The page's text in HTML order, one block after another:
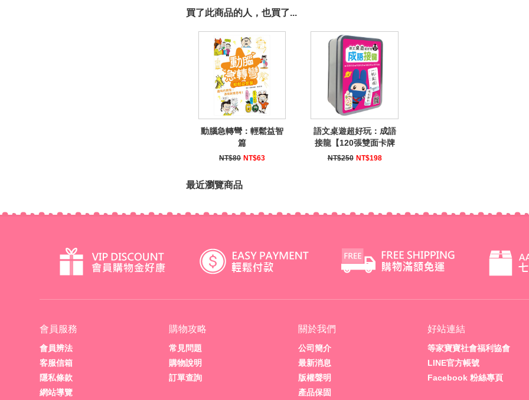
買了此商品的人，也買了...
動腦急轉彎：輕鬆益智
篇
NT$80 NT$63
語文桌遊超好玩：成語
接龍【120張雙面卡牌
+1張遊戲說明書+收納
NT$250 NT$198
最近瀏覽商品
會員服務
會員辨法
客服信箱
隱私條款
網站導覽
購物攻略
常見問題
購物說明
訂單查詢
關於我們
公司簡介
最新消息
版權聲明
產品保固
好站連結
等家寶寶社會福利協會
LINE官方帳號
Facebook 粉絲專頁